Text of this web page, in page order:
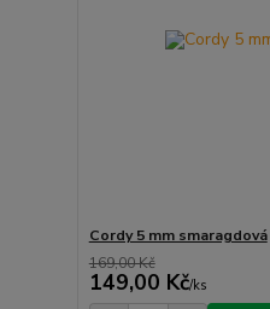
Cordy 5 mm smaragdová
169,00 Kč
149,00 Kč/ks